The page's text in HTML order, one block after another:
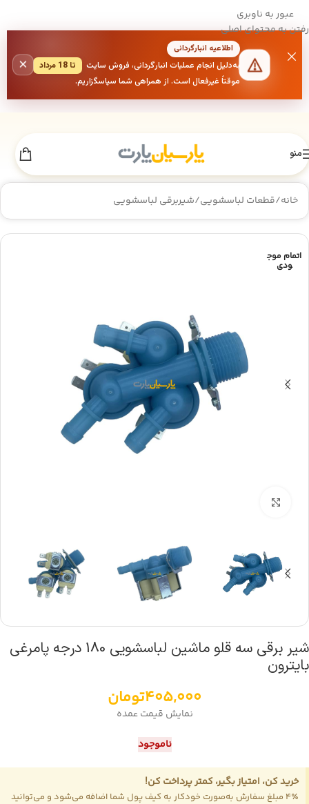
عبور به ناوبری
رفتن به محتوای اصلی
اطلاعیه انبارگردانی
به‌دلیل انجام عملیات انبارگردانی، فروش سایت
تا 18 مرداد
موقتاً غیرفعال است. از همراهی شما سپاسگزاریم.
×
منو
خانه/قطعات لباسشویی/شیربرقی لباسشویی
اتمام موج
ودی
شیر برقی سه قلو ماشین لباسشویی 180 درجه پامرغی
بایترون
405,000تومان
نمایش قیمت عمده
ناموجود
خرید کن، امتیاز بگیر، کمتر پرداخت کن!
4٪ مبلغ سفارش به‌صورت خودکار به کیف پول شما اضافه می‌شود و می‌توانید